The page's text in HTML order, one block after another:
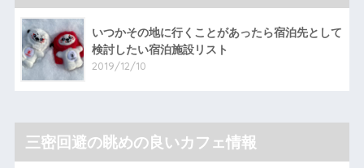
いつかその地に行くことがあったら宿泊先として
検討したい宿泊施設リスト
2019/12/10
三密回避の眺めの良いカフェ情報